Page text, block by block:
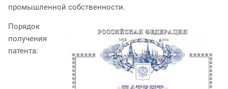
промышленной собственности.
Порядок
получения
патента: